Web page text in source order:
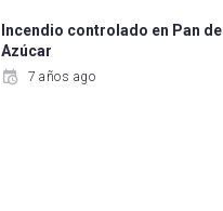
Incendio controlado en Pan de
Azúcar
7 años ago